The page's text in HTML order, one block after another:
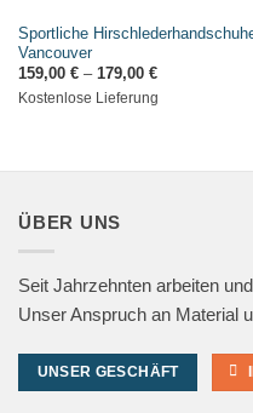
Sportliche
Vancouver
159,00 €– 179,00 €
Kostenlose Lieferung
ÜBER UNS
Seit Jahrzehnten arbeiten
Unser Anspruch an Material
UNSER GESCHÄFT